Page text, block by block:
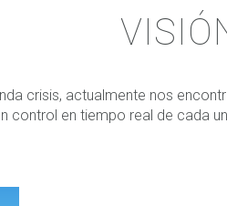
crisis, actualmente nos
control en tiempo real de cada